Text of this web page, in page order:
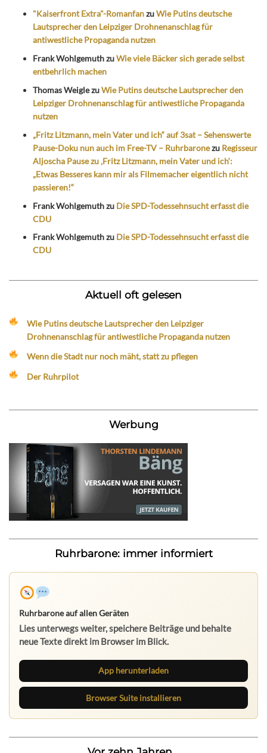
"Kaiserfront Extra"-RomanfanzuWie Putins deutsche
Lautsprecher den Leipziger Drohnenanschlag für
antiwestliche Propaganda nutzen
Frank WohlgemuthzuWie viele Bäcker sich gerade selbst
entbehrlich machen
Thomas WeiglezuWie Putins deutsche Lautsprecher den
Leipziger Drohnenanschlag für antiwestliche Propaganda
nutzen
„Fritz Litzmann, mein Vater und ich“ auf 3sat – Sehenswerte
Pause-Doku nun auch im Free-TV – Ruhrbaronezu Regisseur
Aljoscha Pause zu ‚Fritz Litzmann, mein Vater und ich‘:
„Etwas Besseres kann mir als Filmemacher eigentlich nicht
passieren!“
Frank Wohlgemuthzu Die SPD-Todessehnsucht erfasst die
CDU
Frank Wohlgemuthzu Die SPD-Todessehnsucht erfasst die
CDU
Aktuell oft gelesen
Wie Putins deutsche Lautsprecher den Leipziger
Drohnenanschlag für antiwestliche Propaganda nutzen
Wenn die Stadt nur noch mäht, statt zu pflegen
Der Ruhrpilot
Werbung
Ruhrbarone: immer informiert
Ruhrbarone auf allen Geräten
Lies unterwegs weiter, speichere Beiträge und behalte
neue Texte direkt im Browser im Blick.
App herunterladen
Browser Suite installieren